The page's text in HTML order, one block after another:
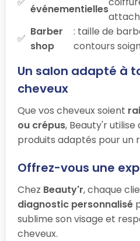
événementielles
Barber
shop
: taille de
contours
Un salon adapté à
cheveux
Que vos cheveux soient
ou crépus, Beauty'r
produits adaptés pour un
Offrez-vous une
Chez Beauty'r, chaque
diagnostic personnalisé
sublime son visage et
cheveux.